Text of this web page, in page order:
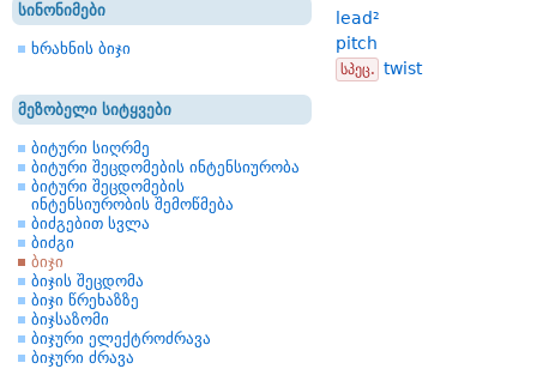
სინონიმები
ხრახნის ბიჯი
მეზობელი სიტყვები
ბიტური სიღრმე
ბიტური შეცდომების ინტენსიურობა
ბიტური შეცდომების
ინტენსიურობის შემოწმება
ბიძგებით სვლა
ბიძგი
ბიჯი
ბიჯის შეცდომა
ბიჯი წრეხაზზე
ბიჯსაზომი
ბიჯური ელექტროძრავა
ბიჯური ძრავა
lead²
pitch
სპეც. twist